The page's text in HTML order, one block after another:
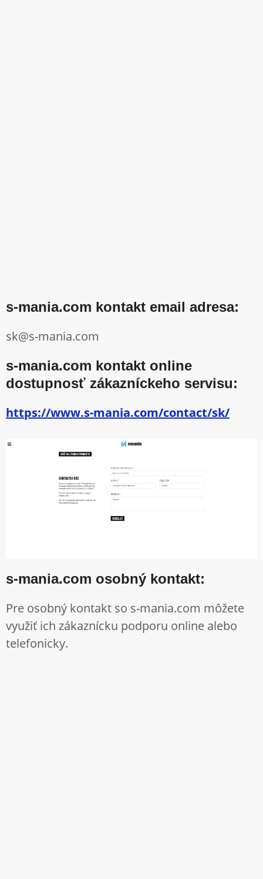
s-mania.com kontakt email adresa:
sk@s-mania.com
s-mania.com kontakt online
dostupnosť zákazníckeho servisu:
https://www.s-mania.com/contact/sk/
s-mania.com osobný kontakt:
Pre osobný kontakt so s-mania.com môžete
využiť ich zákaznícku podporu online alebo
telefonicky.